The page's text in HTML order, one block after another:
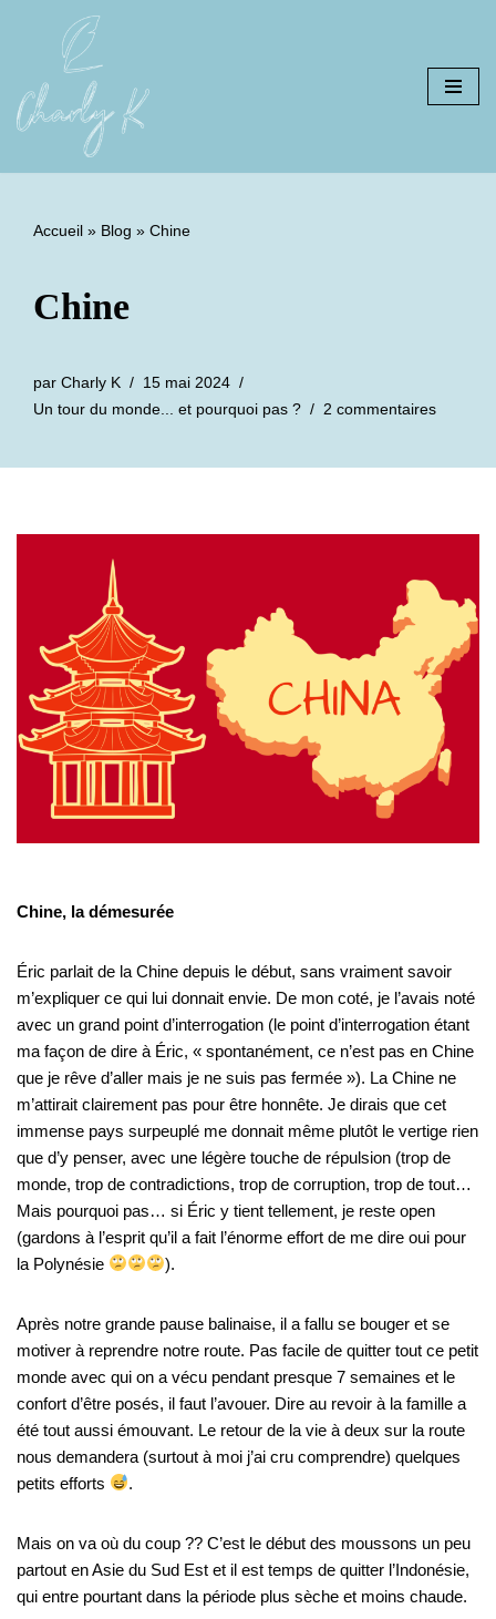
contenu
Accueil » Blog » Chine
Chine
par Charly K
15 mai 2024
Un tour du monde... et pourquoi pas ?
2 commentaires
Chine, la démesurée
Éric parlait de la Chine depuis le début, sans vraiment savoir
m’expliquer ce qui lui donnait envie. De mon coté, je l’avais noté
avec un grand point d’interrogation (le point d’interrogation étant
ma façon de dire à Éric, « spontanément, ce n’est pas en Chine
que je rêve d’aller mais je ne suis pas fermée »). La Chine ne
m’attirait clairement pas pour être honnête. Je dirais que cet
immense pays surpeuplé me donnait même plutôt le vertige rien
que d’y penser, avec une légère touche de répulsion (trop de
monde, trop de contradictions, trop de corruption, trop de tout…
Mais pourquoi pas… si Éric y tient tellement, je reste open
(gardons à l’esprit qu’il a fait l’énorme effort de me dire oui pour
la Polynésie
).
Après notre grande pause balinaise, il a fallu se bouger et se
motiver à reprendre notre route. Pas facile de quitter tout ce petit
monde avec qui on a vécu pendant presque 7 semaines et le
confort d’être posés, il faut l’avouer. Dire au revoir à la famille a
été tout aussi émouvant. Le retour de la vie à deux sur la route
nous demandera (surtout à moi j’ai cru comprendre) quelques
petits efforts
.
Mais on va où du coup ?? C’est le début des moussons un peu
partout en Asie du Sud Est et il est temps de quitter l’Indonésie,
qui entre pourtant dans la période plus sèche et moins chaude.